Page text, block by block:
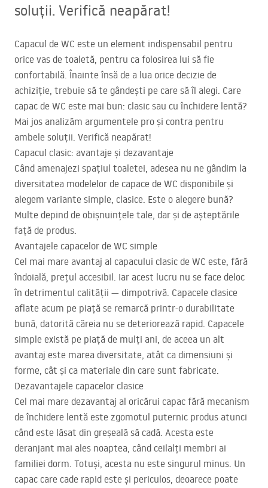
soluții. Verifică neapărat!
Capacul de WC este un element indispensabil pentru
orice vas de toaletă, pentru ca folosirea lui să fie
confortabilă. Înainte însă de a lua orice decizie de
achiziție, trebuie să te gândești pe care să îl alegi. Care
capac de WC este mai bun: clasic sau cu închidere lentă?
Mai jos analizăm argumentele pro și contra pentru
ambele soluții. Verifică neapărat!
Capacul clasic: avantaje și dezavantaje
Când amenajezi spațiul toaletei, adesea nu ne gândim la
diversitatea modelelor de capace de WC disponibile și
alegem variante simple, clasice. Este o alegere bună?
Multe depind de obișnuințele tale, dar și de așteptările
față de produs.
Avantajele capacelor de WC simple
Cel mai mare avantaj al capacului clasic de WC este, fără
îndoială, prețul accesibil. Iar acest lucru nu se face deloc
în detrimentul calității — dimpotrivă. Capacele clasice
aflate acum pe piață se remarcă printr-o durabilitate
bună, datorită căreia nu se deteriorează rapid. Capacele
simple există pe piață de mulți ani, de aceea un alt
avantaj este marea diversitate, atât ca dimensiuni și
forme, cât și ca materiale din care sunt fabricate.
Dezavantajele capacelor clasice
Cel mai mare dezavantaj al oricărui capac fără mecanism
de închidere lentă este zgomotul puternic produs atunci
când este lăsat din greșeală să cadă. Acesta este
deranjant mai ales noaptea, când ceilalți membri ai
familiei dorm. Totuși, acesta nu este singurul minus. Un
capac care cade rapid este și periculos, deoarece poate